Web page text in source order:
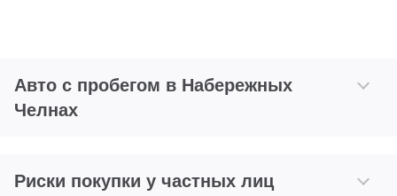
Авто с пробегом в Набережных
Челнах
Риски покупки у частных лиц